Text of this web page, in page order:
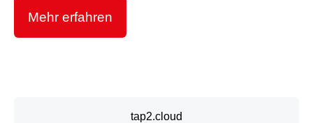
Mehr erfahren
tap2.cloud